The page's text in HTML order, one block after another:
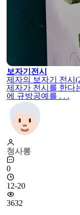
보자기전시
제자의 보자기 전시
제자가 전시를 한다
에 규방공예를 . . .
청사롱
0
12-20
3632